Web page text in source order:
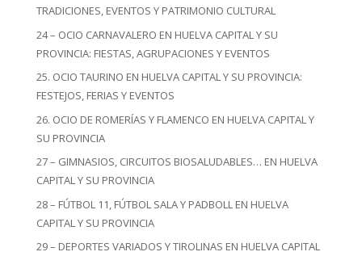
TRADICIONES, EVENTOS Y PATRIMONIO CULTURAL
24 – OCIO CARNAVALERO EN HUELVA CAPITAL Y SU
PROVINCIA: FIESTAS, AGRUPACIONES Y EVENTOS
25. OCIO TAURINO EN HUELVA CAPITAL Y SU PROVINCIA:
FESTEJOS, FERIAS Y EVENTOS
26. OCIO DE ROMERÍAS Y FLAMENCO EN HUELVA CAPITAL Y
SU PROVINCIA
27 – GIMNASIOS, CIRCUITOS BIOSALUDABLES… EN HUELVA
CAPITAL Y SU PROVINCIA
28 – FÚTBOL 11, FÚTBOL SALA Y PADBOLL EN HUELVA
CAPITAL Y SU PROVINCIA
29 – DEPORTES VARIADOS Y TIROLINAS EN HUELVA CAPITAL